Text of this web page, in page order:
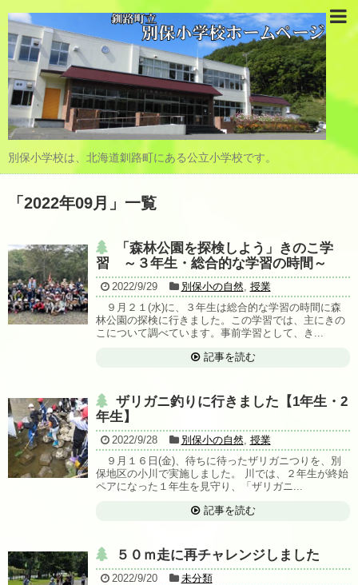
別保小学校は、北海道釧路町にある公立小学校です。
「 2022年09月 」 一覧
「森林公園を探検しよう」きのこ学
習 ～３年生・総合的な学習の時間～
2022/9/29 別保小の自然, 授業
９月２１(水)に、３年生は総合的な学習の時間に森
林公園の探検に行きました。この学習では、主にきの
こについて調べています。事前学習として、き...
記事を読む
ザリガニ釣りに行きました【1年生・2
年生】
2022/9/28 別保小の自然, 授業
９月１６日(金)、待ちに待ったザリガニつりを、別
保地区の小川で実施しました。 川では、２年生が終始
ペアになった１年生を見守り、「ザリガニ...
記事を読む
５０ｍ走に再チャレンジしました
2022/9/20
未分類